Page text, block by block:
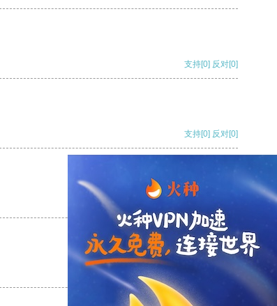
支持[0] 反对[0]
支持[0] 反对[0]
反对